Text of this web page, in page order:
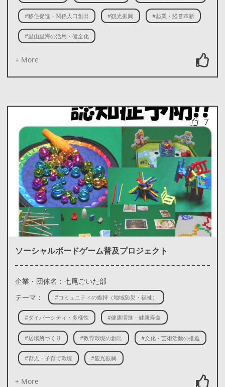
#移住促進・関係人口創出 #観光振興 #起業・経営革新
#里山里海の活用・健全化
+ More
7
ソーシャルボードゲーム普及プロジェクト
企業・団体名：七尾ごいた部
テーマ：
#コミュニティの維持（地域防災・福祉）
#ダイバーシティ・多様性 #健康増進・健康寿命
#居場所づくり #教育環境の創出 #文化・芸術活動の推進
#育児・子育て環境 #観光振興
+ More